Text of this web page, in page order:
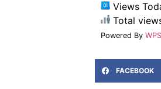
Views
Total
Powered By
FACEBOOK